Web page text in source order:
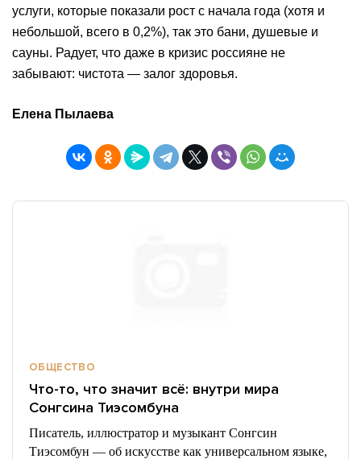
услуги, которые показали рост с начала года (хотя и
небольшой, всего в 0,2%), так это бани, душевые и
сауны. Радует, что даже в кризис россияне не
забывают: чистота — залог здоровья.
Елена Пылаева
ОБЩЕСТВО
Что-то, что значит всё: внутри мира
Сонгсина Тиэсомбуна
Писатель, иллюстратор и музыкант Сонгсин
Тиэсомбун — об искусстве как универсальном языке,